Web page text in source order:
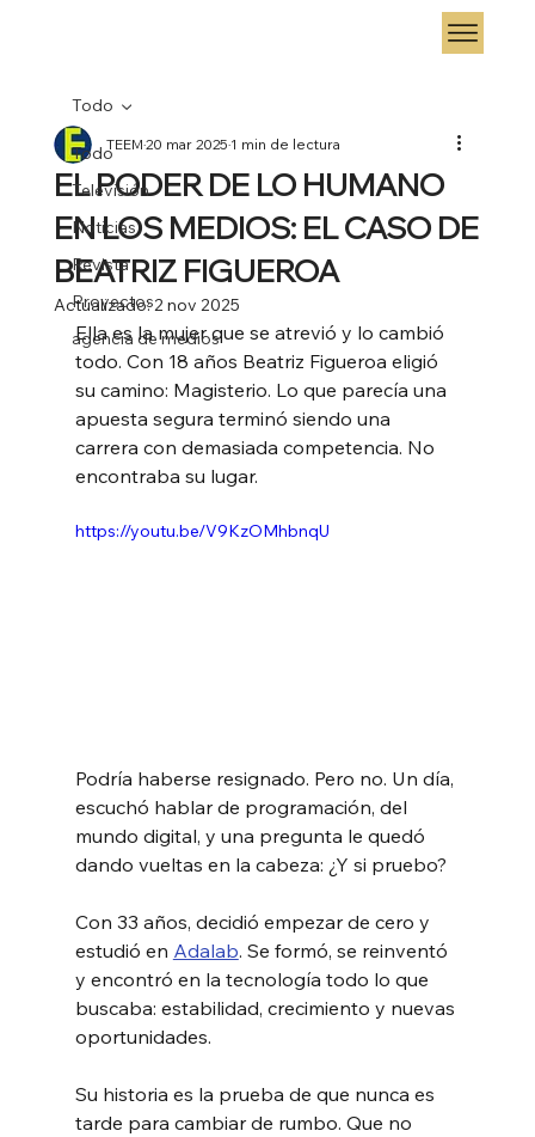
Todo
Televisión
Noticias
Revista
Proyectos
agencia de medios
Todo
EL PODER DE LO HUMANO
EN LOS MEDIOS: EL CASO DE
BEATRIZ FIGUEROA
TEEM20 mar 20251 min de lectura
Actualizado:2 nov 2025
Ella es la mujer que se atrevió y lo cambió
todo. Con 18 años Beatriz Figueroa eligió
su camino: Magisterio. Lo que parecía una
apuesta segura terminó siendo una
carrera con demasiada competencia. No
encontraba su lugar.
https://youtu.be/V9KzOMhbnqU
Podría haberse resignado. Pero no. Un día,
escuchó hablar de programación, del
mundo digital, y una pregunta le quedó
dando vueltas en la cabeza: ¿Y si pruebo?
Con 33 años, decidió empezar de cero y
estudió en Adalab. Se formó, se reinventó
y encontró en la tecnología todo lo que
buscaba: estabilidad, crecimiento y nuevas
oportunidades.
Su historia es la prueba de que nunca es
tarde para cambiar de rumbo. Que no